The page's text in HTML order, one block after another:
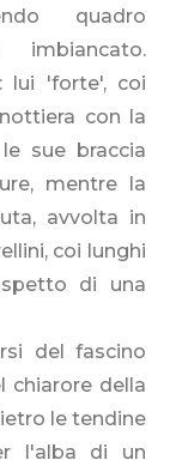
quadro
imbiancato.
lui 'forte', coi
con la
sue braccia
mentre la
avvolta in
coi lunghi
di una
del fascino
chiarore della
le tendine
l'alba di un